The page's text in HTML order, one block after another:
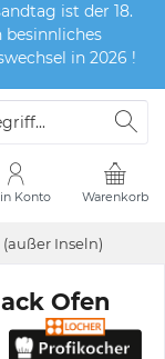
ist der 18.
besinnliches
in 2026 !
Inseln)
Warenkorb
Konto
Ofen